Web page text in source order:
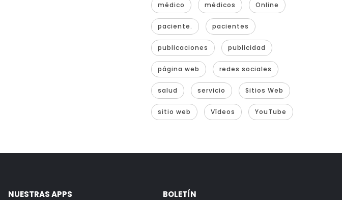
médico médicos Online
paciente. pacientes
publicaciones publicidad
página web redes sociales
salud servicio Sitios Web
sitio web Vídeos YouTube
NUESTRAS APPS BOLETÍN